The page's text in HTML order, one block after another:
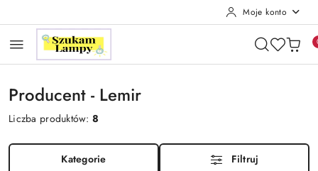
Moje konto
Producent - Lemir
Liczba produktów:8
Kategorie Filtruj